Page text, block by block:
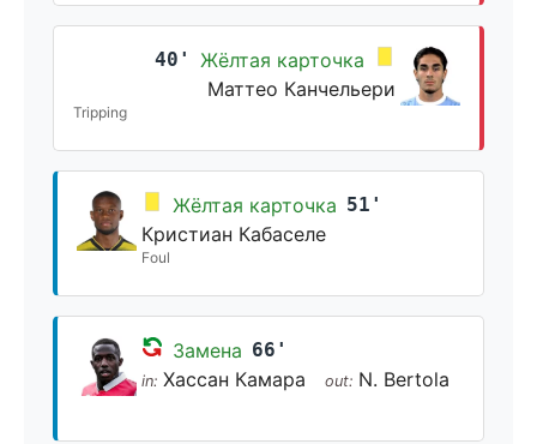
40'
Жёлтая карточка
Маттео Канчельери
Tripping
Жёлтая карточка 51'
Кристиан Кабаселе
Foul
Замена 66'
in: Хассан Камара out: N. Bertola